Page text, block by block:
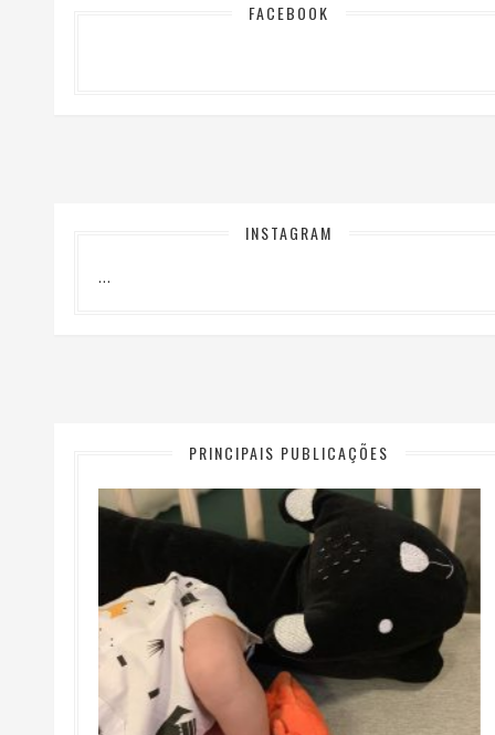
FACEBOOK
INSTAGRAM
…
PRINCIPAIS PUBLICAÇÕES